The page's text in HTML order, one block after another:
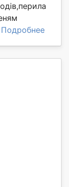
Подробнее